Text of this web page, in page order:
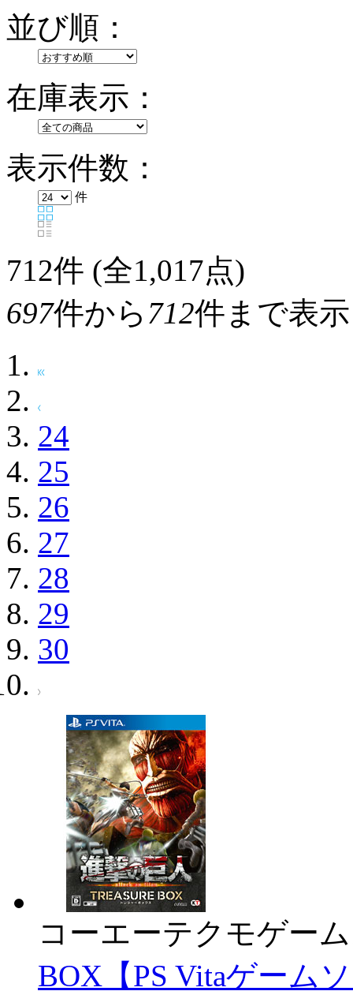
並び順：
在庫表示：
表示件数：
件
712件 (全1,017点)
697件から 712件まで表示
24
25
26
27
28
29
30
コーエーテクモゲー
BOX【PS Vitaゲーム